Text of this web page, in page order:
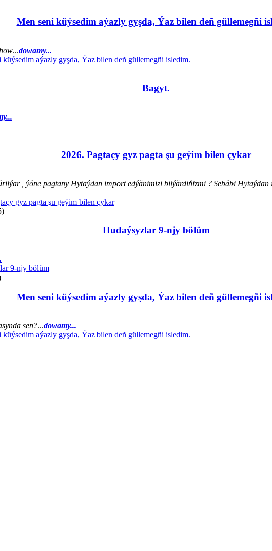
Men seni küýsedim aýazly gyşda, Ýaz bilen deñ güllemegñi
...dowamy...
küýsedim aýazly gyşda, Ýaz bilen deñ güllemegñi isledim.
Bagyt.
2026. Pagtaçy gyz pagta şu geýim bilen çykar
, ýöne pagtany Hytaýdan import edýänimizi bilýärdiňizmi ? Sebäbi Hytaýdan
gyz pagta şu geýim bilen çykar
Hudaýsyzlar 9-njy bölüm
9-njy bölüm
Men seni küýsedim aýazly gyşda, Ýaz bilen deñ güllemegñi
sen?...dowamy...
küýsedim aýazly gyşda, Ýaz bilen deñ güllemegñi isledim.